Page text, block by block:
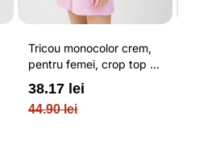
Tricou monocolor crem,
pentru femei, crop top si
croiala slim 4F
44.90 lei
38.17 lei